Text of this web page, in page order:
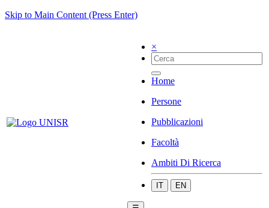
Skip to Main Content (Press Enter)
×
Home
Persone
Pubblicazioni
Facoltà
Ambiti Di Ricerca
IT EN